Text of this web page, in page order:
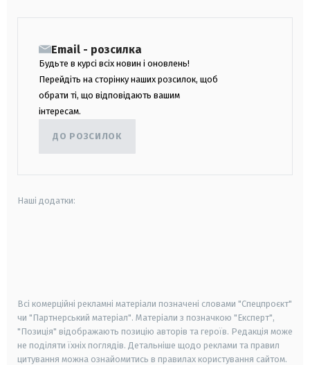
Email - розсилка
Будьте в курсі всіх новин і оновлень!
Перейдіть на сторінку наших розсилок, щоб
обрати ті, що відповідають вашим
інтересам.
ДО РОЗСИЛОК
Наші додатки:
Всі комерційні рекламні матеріали позначені словами "Спецпроєкт"
чи "Партнерський матеріал". Матеріали з позначкою "Експерт",
"Позиція" відображають позицію авторів та героїв. Редакція може
не поділяти їхніх поглядів. Детальніше щодо реклами та правил
цитування можна ознайомитись в правилах користування сайтом.